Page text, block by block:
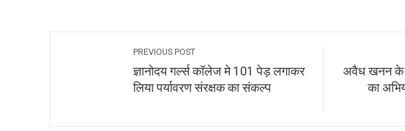
PREVIOUS POST
ज्ञानोदय गर्ल्स कॉलेज मे 101 पेड़ लगाकर
लिया पर्यावरण संरक्षक का संकल्प
अवैध खनन के
का